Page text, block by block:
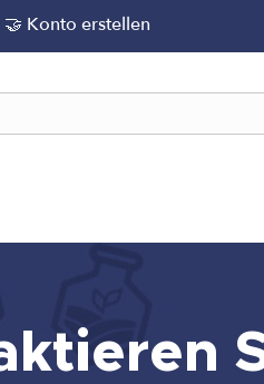
Konto erstellen